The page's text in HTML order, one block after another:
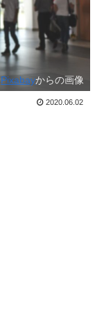
Pixabayからの画像
2020.06.02